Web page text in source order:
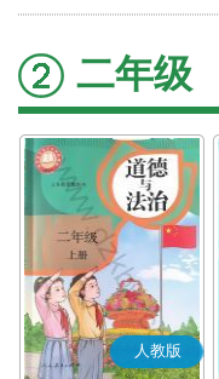
秋版)(部编版)
二年级
人教版